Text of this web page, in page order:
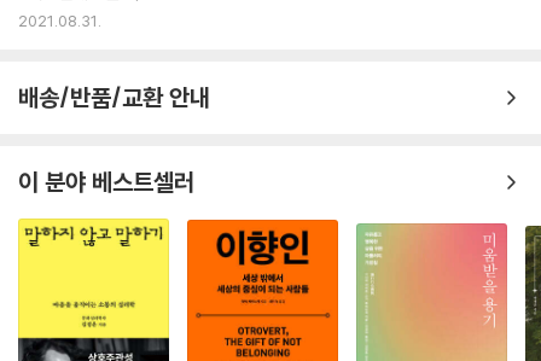
2021.08.31.
배송/반품/교환 안내
이 분야 베스트셀러